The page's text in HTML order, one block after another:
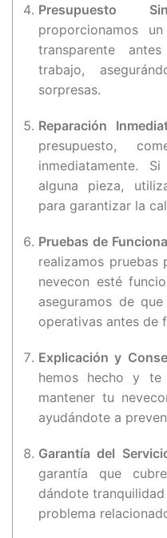
Presupuesto
proporcionamos
transparente
trabajo,
sorpresas.
Reparación
presupuesto,
inmediatamente.
alguna pieza,
para garantizar la
Pruebas de
realizamos pruebas
nevecon esté
aseguramos de
operativas antes de
Explicación y
hemos hecho y te
mantener tu
ayudándote a
Garantía del
garantía que
dándote
problema